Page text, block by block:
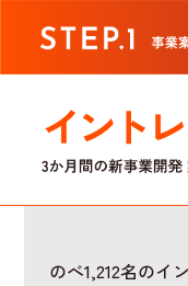
のべ1,212名のイ